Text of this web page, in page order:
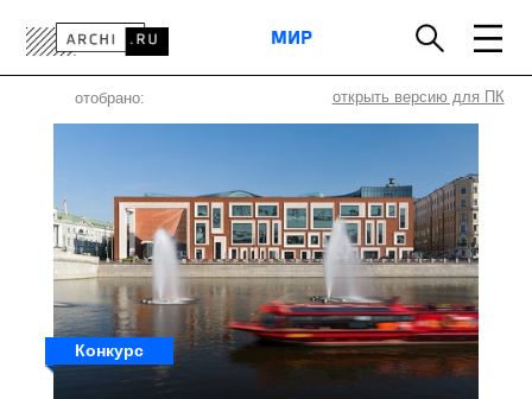
МИР
РОССИЯ
ТЕХНОЛОГИИ
СОБЫТИЯ
КНИГИ
ВАКАНСИИ
открыть версию для ПК
отобрано:
Конкурс